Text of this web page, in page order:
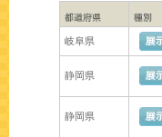
岐阜県
静岡県
静岡県